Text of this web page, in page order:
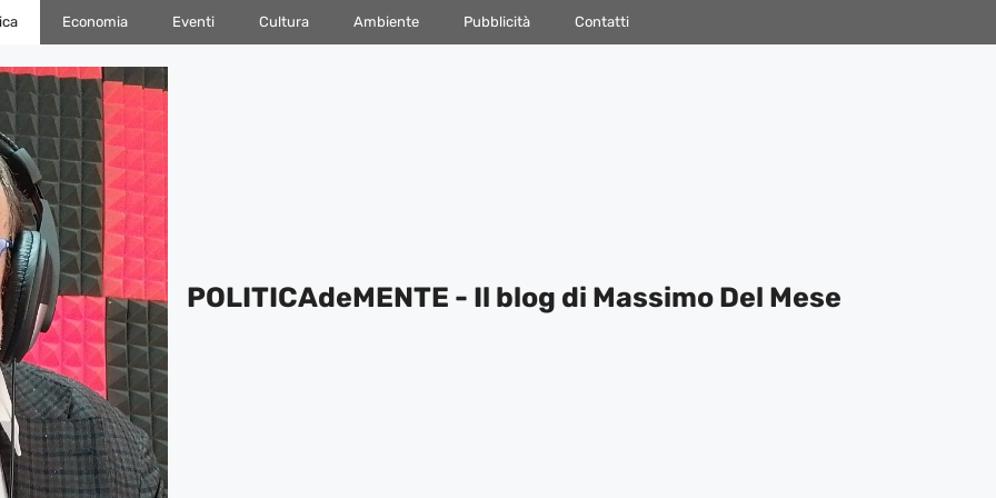
Economia Eventi Cultura Ambiente Pubblicità Contatti
POLITICAdeMENTE - Il blog di Massimo Del Mese